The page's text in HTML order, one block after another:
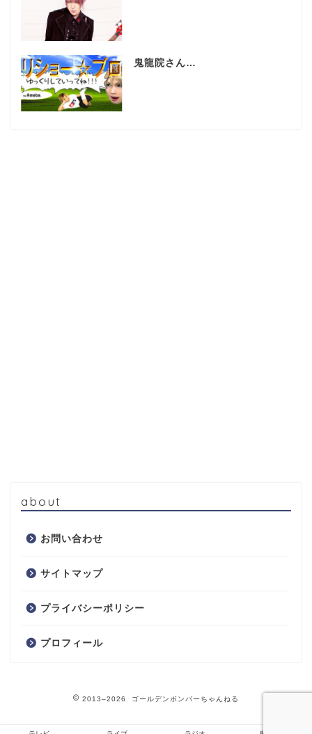
鬼龍院さん…
about
お問い合わせ
サイトマップ
プライバシーポリシー
プロフィール
2013–2026 ゴールデンボンバーちゃんねる